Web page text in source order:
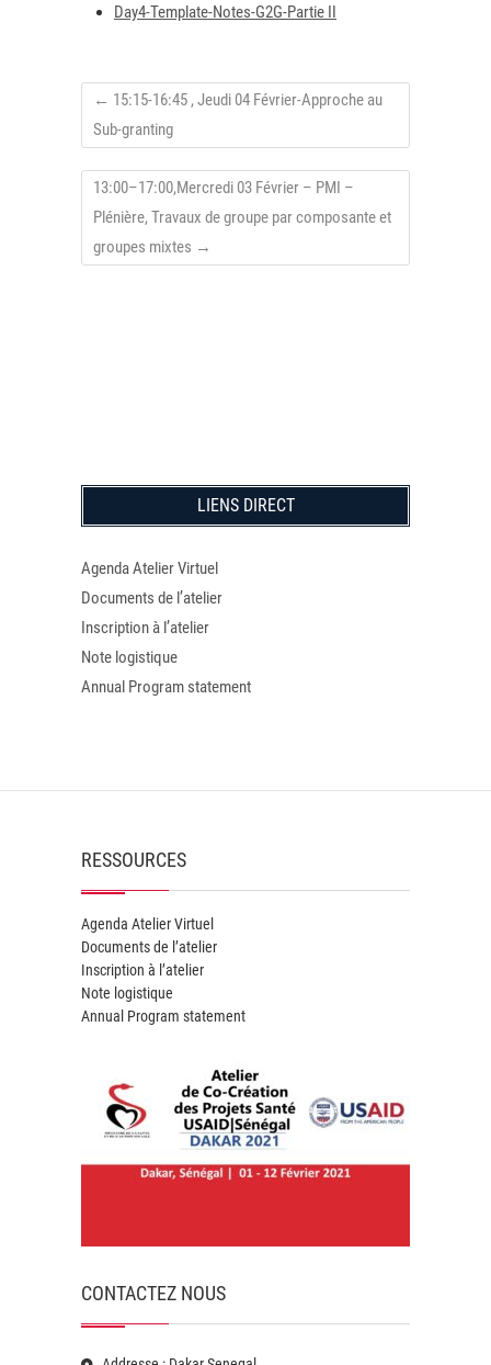
Day4-Template-Notes-G2G-Partie II
← 15:15-16:45 , Jeudi 04 Février-Approche au
Sub-granting
13:00–17:00,Mercredi 03 Février – PMI –
Plénière, Travaux de groupe par composante et
groupes mixtes →
LIENS DIRECT
Agenda Atelier Virtuel
Documents de l’atelier
Inscription à l’atelier
Note logistique
Annual Program statement
RESSOURCES
Agenda Atelier Virtuel
Documents de l’atelier
Inscription à l’atelier
Note logistique
Annual Program statement
CONTACTEZ NOUS